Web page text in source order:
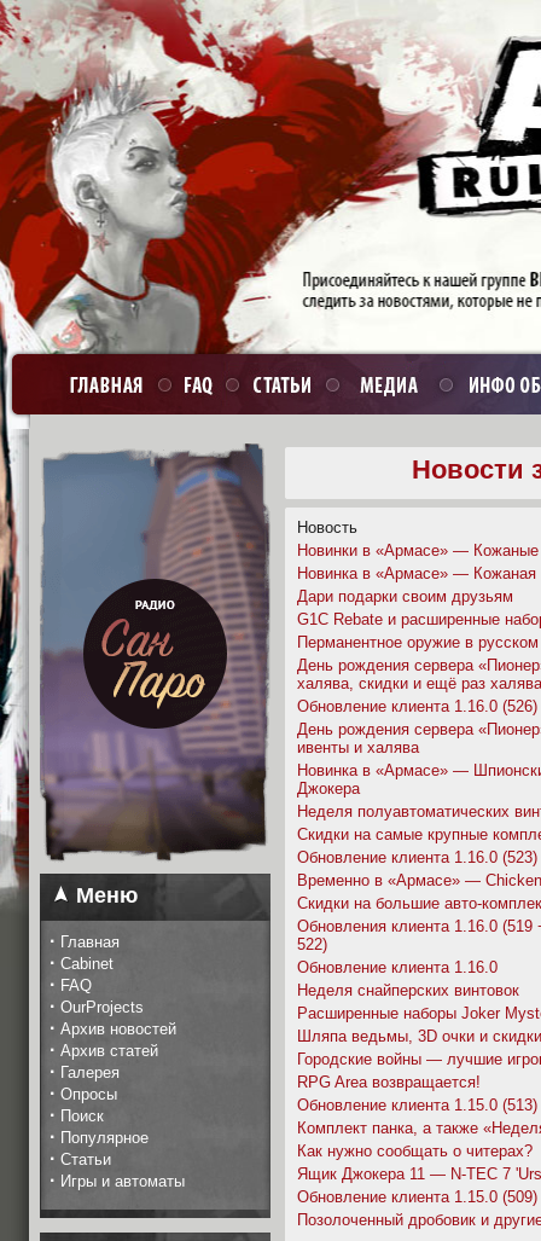
Меню
· Главная
· Cabinet
· FAQ
· OurProjects
· Архив новостей
· Архив статей
· Галерея
· Опросы
· Поиск
· Популярное
· Статьи
· Игры и автоматы
Новости
Новость
Новинки в «Армасе» —
Новинка в «Армасе» —
Дари подарки своим друзьям
G1C Rebate и расширенные
Перманентное оружие в
День рождения сервера
халява, скидки и ещё раз халява
Обновление клиента 1.16.0 (526)
День рождения сервера
ивенты и халява
Новинка в «Армасе» —
Джокера
Неделя полуавтоматических
Скидки на самые крупные
Обновление клиента 1.16.0 (523)
Временно в «Армасе» —
Скидки на большие авто-
Обновления клиента 1.16.0 (519
522)
Обновление клиента 1.16.0
Неделя снайперских винтовок
Расширенные наборы Joker
Шляпа ведьмы, 3D очки и
Городские войны — лучшие
RPG Area возвращается!
Обновление клиента 1.15.0 (513)
Комплект панка, а также
Как нужно сообщать о читерах?
Ящик Джокера 11 — N-TEC 7
Обновление клиента 1.15.0 (509)
Позолоченный дробовик и